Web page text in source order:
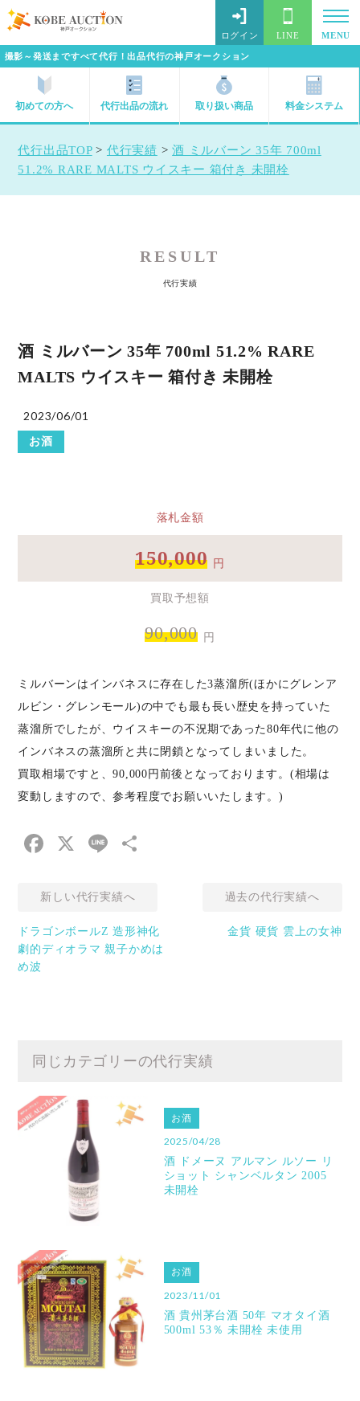
撮影～発送まですべて代行！出品代行の神戸オークション
ログイン LINE MENU
初めての方へ 代行出品の流れ 取り扱い商品 料金システム
代行出品TOP> 代行実績 >酒 ミルバーン 35年 700ml
51.2% RARE MALTS ウイスキー 箱付き 未開栓
RESULT
代行実績
酒 ミルバーン 35年 700ml 51.2% RARE
MALTS ウイスキー 箱付き 未開栓
2023/06/01
お酒
落札金額
150,000 円
買取予想額
90,000 円
ミルバーンはインバネスに存在した3蒸溜所(ほかにグレンア
ルビン・グレンモール)の中でも最も長い歴史を持っていた
蒸溜所でしたが、ウイスキーの不況期であった80年代に他の
インバネスの蒸溜所と共に閉鎖となってしまいました。
買取相場ですと、90,000円前後となっております。(相場は
変動しますので、参考程度でお願いいたします。)
Facebook
X Line
新しい代行実績へ
ドラゴンボールZ 造形神化
劇的ディオラマ 親子かめは
め波
過去の代行実績へ
金貨 硬貨 雲上の女神
同じカテゴリーの代行実績
お酒
2025/04/28
酒 ドメーヌ アルマン ルソー リ
ショット シャンベルタン 2005
未開栓
お酒
2023/11/01
酒 貴州茅台酒 50年 マオタイ酒
500ml 53％ 未開栓 未使用